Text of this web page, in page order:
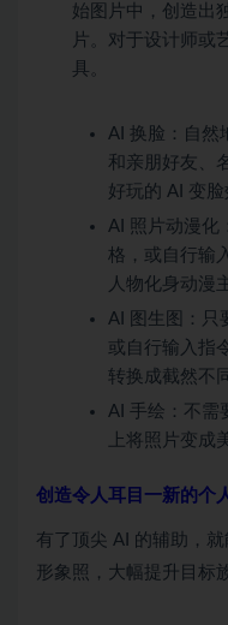
始图片中，创造出
片。对于设计师或
具。
AI 换脸：自然
和亲朋好友、
好玩的 AI 变脸
AI 照片动漫化
格，或自行输
人物化身动漫
AI 图生图：只
或自行输入指
转换成截然不
AI 手绘：不需
上将照片变成
创造令人耳目一新的个
有了顶尖 AI 的辅助，
形象照，大幅提升目标